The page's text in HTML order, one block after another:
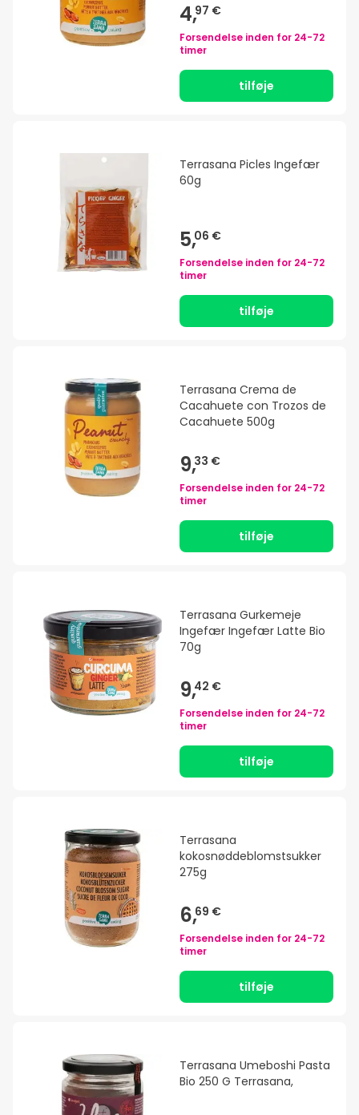
4,97 €
Forsendelse inden for 24-72
timer
tilføje
Terrasana Picles Ingefær
60g
5,06 €
Forsendelse inden for 24-72
timer
tilføje
Terrasana Crema de
Cacahuete con Trozos de
Cacahuete 500g
9,33 €
Forsendelse inden for 24-72
timer
tilføje
Terrasana Gurkemeje
Ingefær Ingefær Latte Bio
70g
9,42 €
Forsendelse inden for 24-72
timer
tilføje
Terrasana
kokosnøddeblomstsukker
275g
6,69 €
Forsendelse inden for 24-72
timer
tilføje
Terrasana Umeboshi Pasta
Bio 250 G Terrasana,